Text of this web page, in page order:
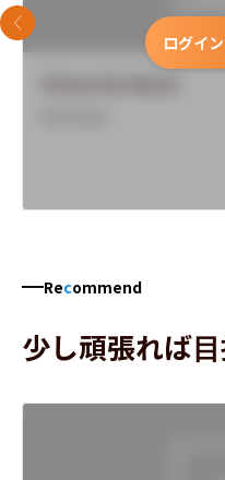
ログイ
前のスライド
Recommend
少し頑張れば